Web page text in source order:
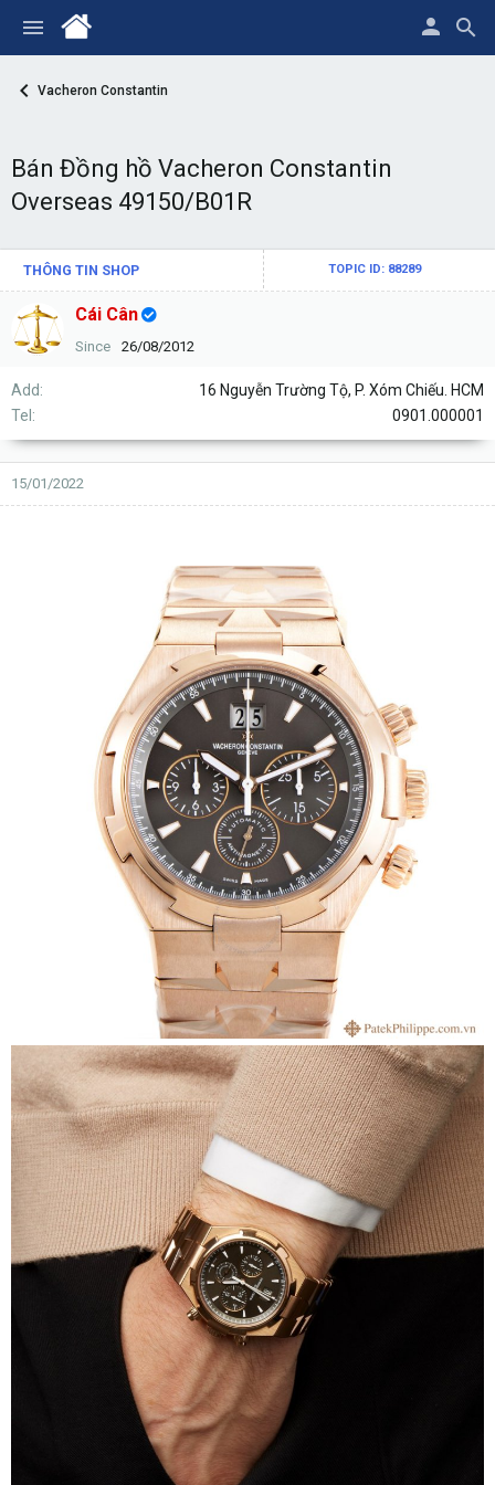
Vacheron Constantin
Bán Đồng hồ Vacheron Constantin
Overseas 49150/B01R
THÔNG TIN SHOP TOPIC ID: 88289
Cái Cân
Since 26/08/2012
Add
16 Nguyễn Trường Tộ, P. Xóm Chiếu. HCM
Tel
0901.000001
15/01/2022